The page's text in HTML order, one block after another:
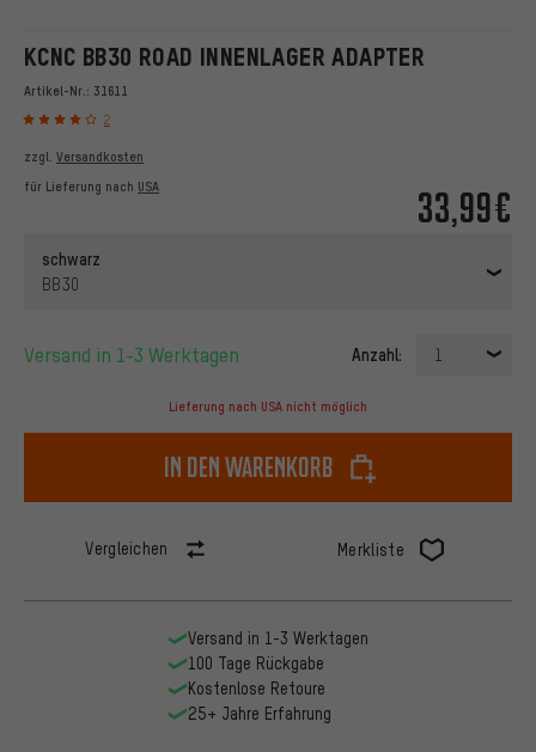
KCNC BB30 ROAD INNENLAGER ADAPTER
Artikel-Nr.: 31611
2
33,99€
zzgl. Versandkosten
für Lieferung nach USA
schwarz
BB30
Versand in 1-3 Werktagen Anzahl: 1
Lieferung nach USA nicht möglich
In den Warenkorb
Vergleichen Merkliste
Versand in 1-3 Werktagen
100 Tage Rückgabe
Kostenlose Retoure
25+ Jahre Erfahrung